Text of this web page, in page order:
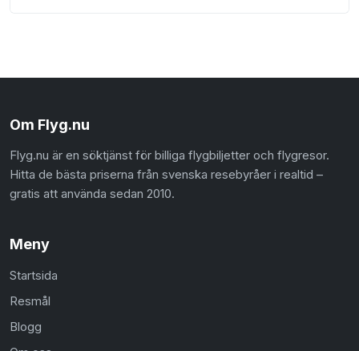
Om Flyg.nu
Flyg.nu är en söktjänst för billiga flygbiljetter och flygresor.
Hitta de bästa priserna från svenska resebyråer i realtid –
gratis att använda sedan 2010.
Meny
Startsida
Resmål
Blogg